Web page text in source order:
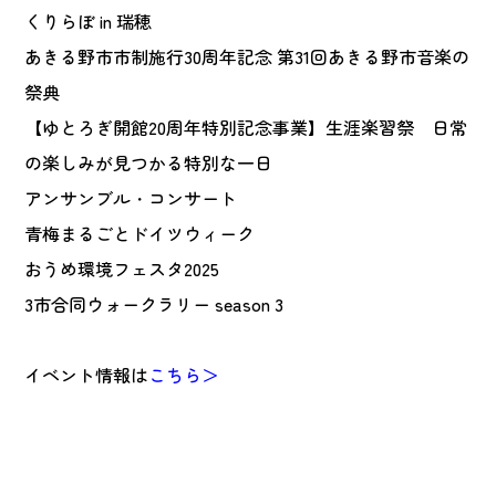
くりらぼ in 瑞穂
あきる野市市制施行30周年記念 第31回あきる野市音楽の
祭典
【ゆとろぎ開館20周年特別記念事業】生涯楽習祭 日常
の楽しみが見つかる特別な一日
アンサンブル・コンサート
青梅まるごとドイツウィーク
おうめ環境フェスタ2025
3市合同ウォークラリー season 3
イベント情報はこちら＞